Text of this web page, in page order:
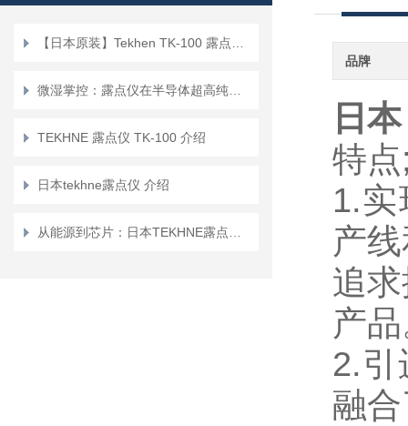
TEKHNE 露点仪 TK-100 介绍
日本tekhne露点仪 介绍
品牌
日
特
1.
产
追
产
2.引
融